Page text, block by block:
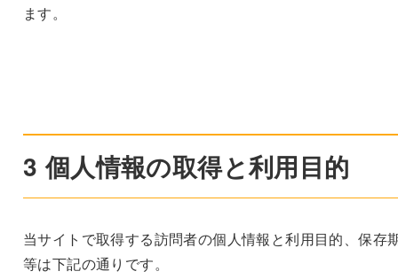
ます。
3 個人情報の取得と利用目的
当サイトで取得する訪問者の個人情報と利用目的、保存
等は下記の通りです。